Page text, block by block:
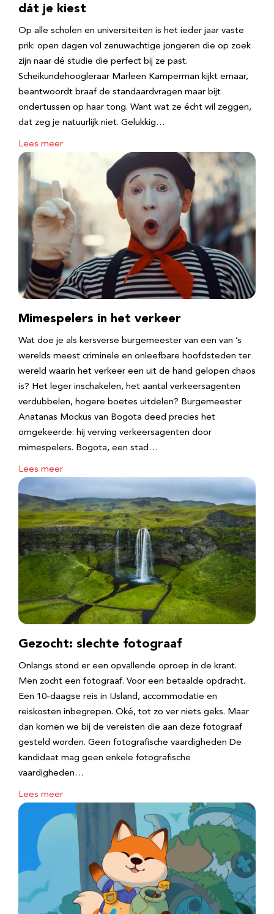
dát je kiest
Op alle scholen en universiteiten is het ieder jaar vaste
prik: open dagen vol zenuwachtige jongeren die op zoek
zijn naar dé studie die perfect bij ze past.
Scheikundehoogleraar Marleen Kamperman kijkt ernaar,
beantwoordt braaf de standaardvragen maar bijt
ondertussen op haar tong. Want wat ze écht wil zeggen,
dat zeg je natuurlijk niet. Gelukkig…
Lees meer
Mimespelers in het verkeer
Wat doe je als kersverse burgemeester van een van ’s
werelds meest criminele en onleefbare hoofdsteden ter
wereld waarin het verkeer een uit de hand gelopen chaos
is? Het leger inschakelen, het aantal verkeersagenten
verdubbelen, hogere boetes uitdelen? Burgemeester
Anatanas Mockus van Bogota deed precies het
omgekeerde: hij verving verkeersagenten door
mimespelers. Bogota, een stad…
Lees meer
Gezocht: slechte fotograaf
Onlangs stond er een opvallende oproep in de krant.
Men zocht een fotograaf. Voor een betaalde opdracht.
Een 10-daagse reis in IJsland, accommodatie en
reiskosten inbegrepen. Oké, tot zo ver niets geks. Maar
dan komen we bij de vereisten die aan deze fotograaf
gesteld worden. Geen fotografische vaardigheden De
kandidaat mag geen enkele fotografische
vaardigheden…
Lees meer